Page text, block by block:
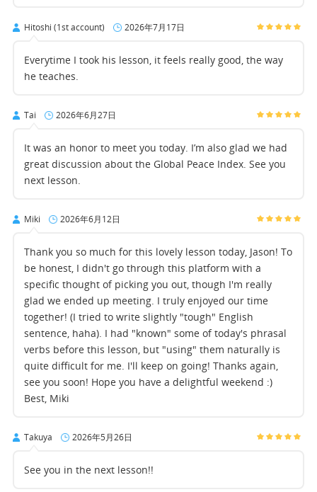
Hitoshi (1st account) 2026年7月17日
Everytime I took his lesson, it feels really good, the way
he teaches.
Tai 2026年6月27日
It was an honor to meet you today. I’m also glad we had
great discussion about the Global Peace Index. See you
next lesson.
Miki 2026年6月12日
Thank you so much for this lovely lesson today, Jason! To
be honest, I didn't go through this platform with a
specific thought of picking you out, though I'm really
glad we ended up meeting. I truly enjoyed our time
together! (I tried to write slightly "tough" English
sentence, haha). I had "known" some of today's phrasal
verbs before this lesson, but "using" them naturally is
quite difficult for me. I'll keep on going! Thanks again,
see you soon! Hope you have a delightful weekend :)
Best, Miki
Takuya 2026年5月26日
See you in the next lesson!!